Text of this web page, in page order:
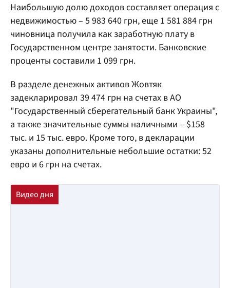
Наибольшую долю доходов составляет операция с
недвижимостью – 5 983 640 грн, еще 1 581 884 грн
чиновница получила как заработную плату в
Государственном центре занятости. Банковские
проценты составили 1 099 грн.
В разделе денежных активов Жовтяк
задекларировал 39 474 грн на счетах в АО
"Государственный сберегательный банк Украины",
а также значительные суммы наличными – $158
тыс. и 15 тыс. евро. Кроме того, в декларации
указаны дополнительные небольшие остатки: 52
евро и 6 грн на счетах.